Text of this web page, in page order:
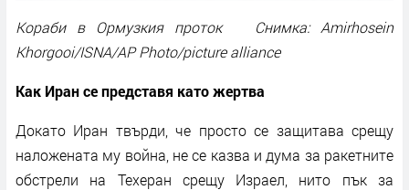
Кораби в Ормузкия проток Снимка: Amirhosein
Khorgooi/ISNA/AP Photo/picture alliance
Как Иран се представя като жертва
Докато Иран твърди, че просто се защитава срещу
наложената му война, не се казва и дума за ракетните
обстрели на Техеран срещу Израел, нито пък за